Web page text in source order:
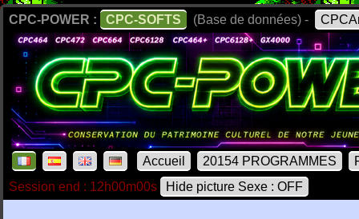
CPC-POWER : CPC-SOFTS (Base de données) -
Accueil 20154 PROGRAMMES
Session end : 12h00m00s
Hide picture Sexe : OFF